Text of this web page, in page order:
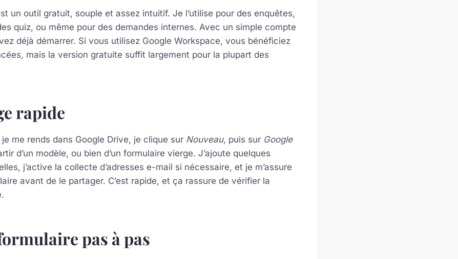
un outil gratuit, souple et assez intuitif. Je l’utilise pour des enquêtes,
quiz, ou même pour des demandes internes. Avec un simple compte
déjà démarrer. Si vous utilisez Google Workspace, vous bénéficiez
mais la version gratuite suffit largement pour la plupart des
rapide
me rends dans Google Drive, je clique sur Nouveau, puis sur Google
d’un modèle, ou bien d’un formulaire vierge. J’ajoute quelques
j’active la collecte d’adresses e-mail si nécessaire, et je m’assure
avant de le partager. C’est rapide, et ça rassure de vérifier la
pas à pas